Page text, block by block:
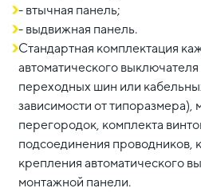
- втычная панель;
- выдвижная панель.
Стандартная комплектация
автоматического выключателя
переходных шин или
зависимости от
перегородок, комплекта
подсоединения проводников,
крепления автоматического
монтажной панели.